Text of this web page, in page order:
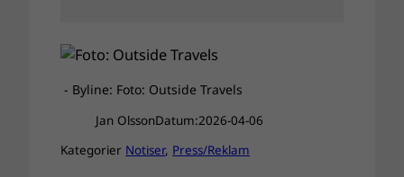
- Byline: Foto: Outside Travels
Jan OlssonDatum:2026-04-06
Kategorier Notiser, Press/Reklam